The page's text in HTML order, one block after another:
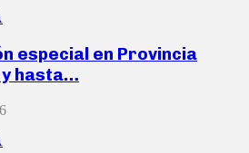
especial en Provincia
y hasta…